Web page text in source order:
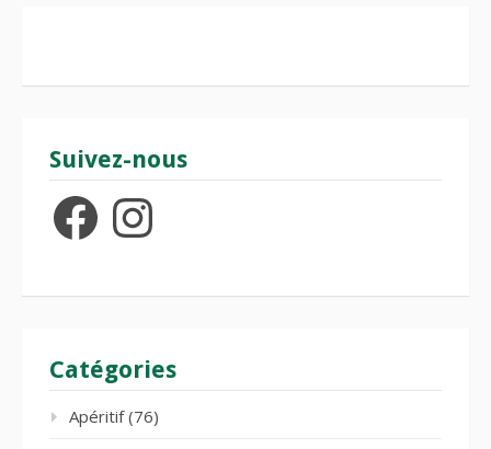
Suivez-nous
FacebookInstagram
Catégories
Apéritif(76)